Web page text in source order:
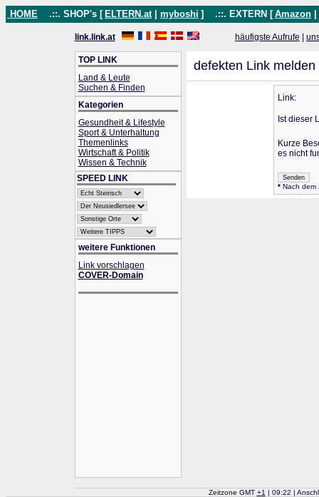
HOME .::. SHOP's [ ELTERN.at myboshi ] .::. EXTERN [ Amazon
link.link.at häufigste Aufrufe
TOP LINK
Land & Leute
Suchen & Finden
Kategorien
Gesundheit & Lifestyle
Sport & Unterhaltung
Themenlinks
Wirtschaft & Politik
Wissen & Technik
SPEED LINK
weitere Funktionen
Link vorschlagen
COVER-Domain
defekten Link melden
Link:
Ist dieser
Kurze
es nicht
*Nach dem
Zeitzone GMT +1 | 09:22 |